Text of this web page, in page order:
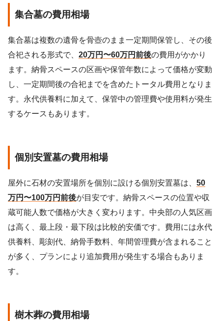
集合墓の費用相場
集合墓は複数の遺骨を骨壺のまま一定期間保管し、その後
合祀される形式で、 20万円〜60万円前後の費用がかかり
ます。納骨スペースの区画や保管年数によって価格が変動
し、一定期間後の合祀までを含めたトータル費用となりま
す。永代供養料に加えて、保管中の管理費や使用料が発生
するケースもあります。
個別安置墓の費用相場
屋外に石材の安置場所を個別に設ける個別安置墓は、 50
万円〜100万円前後が目安です。納骨スペースの位置や収
蔵可能人数で価格が大きく変わります。中央部の人気区画
は高く、最上段・最下段は比較的安価です。費用には永代
供養料、彫刻代、納骨手数料、年間管理費が含まれること
が多く、プランにより追加費用が発生する場合もありま
す。
樹木葬の費用相場